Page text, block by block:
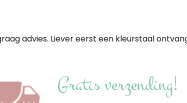
advies. Liever eerst een kleurstaal
Gratis verzending!